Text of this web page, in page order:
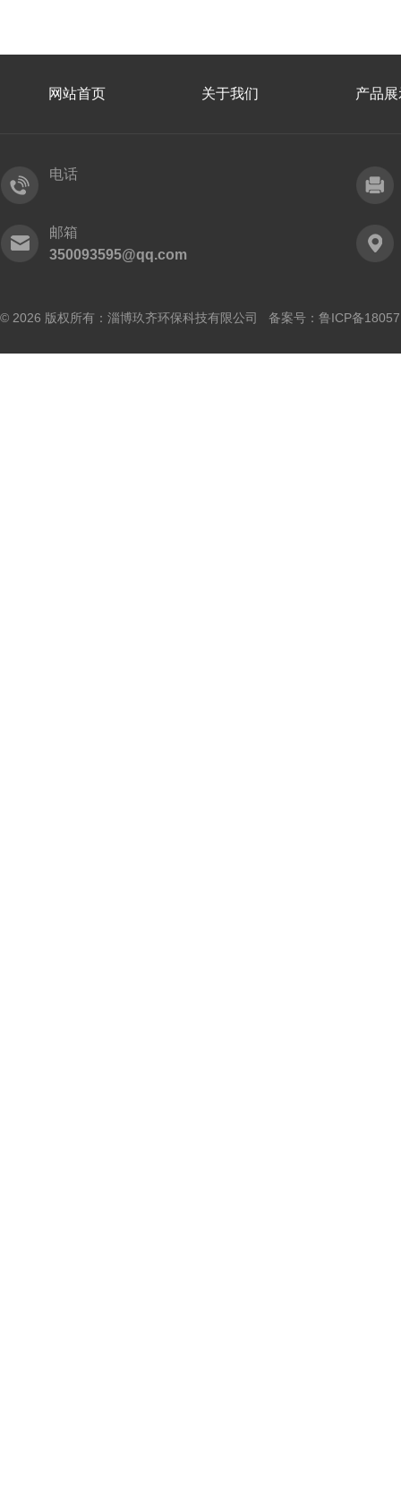
网站首页 关于我们 产品展
电话
邮箱
350093595@qq.com
© 2026 版权所有：淄博玖齐环保科技有限公司 备案号： 鲁ICP备